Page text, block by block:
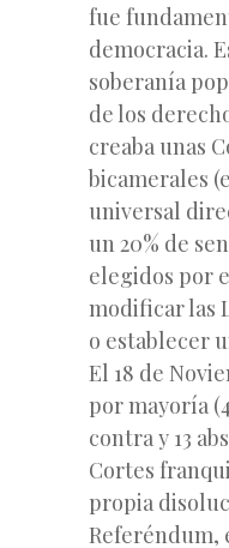
fue
democracia.
soberanía
de los
creaba unas
bicamerales
universal
un 20% de
elegidos por
modificar las
o establecer
El 18 de
por mayoría
contra y 13
Cortes
propia
Referéndum,